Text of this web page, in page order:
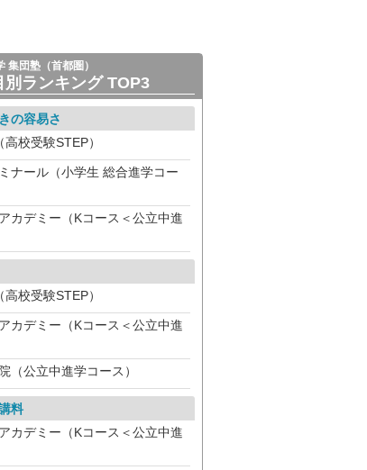
集団塾（首都圏）
別ランキング TOP3
の容易さ
高校受験STEP）
ナール（小学生 総合進学コー
カデミー（Kコース＜公立中進
高校受験STEP）
カデミー（Kコース＜公立中進
（公立中進学コース）
料
カデミー（Kコース＜公立中進